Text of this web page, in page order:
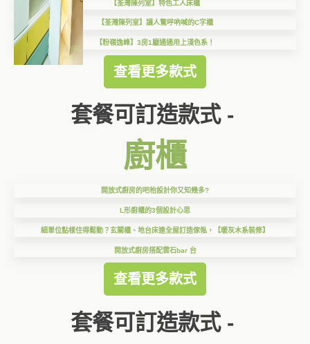
【荃灣陳列室】特色工人床櫃
【荃灣陳列室】讓人驚呼吶喊的C字櫃
【粉嶺逸峰】3房1廳通通用上淺色系！
查看更多款式
套餐可訂造款式 -
廚櫃
開放式廚房的吧枱設計你又知幾多?
L形廚櫃的3個設計心思
細單位點樣住得鬆動？玄關櫃、地台床連全屋訂造傢俬，【暖灰木系裝修】
開放式廚房搭配雲石bar 台
查看更多款式
套餐可訂造款式 -